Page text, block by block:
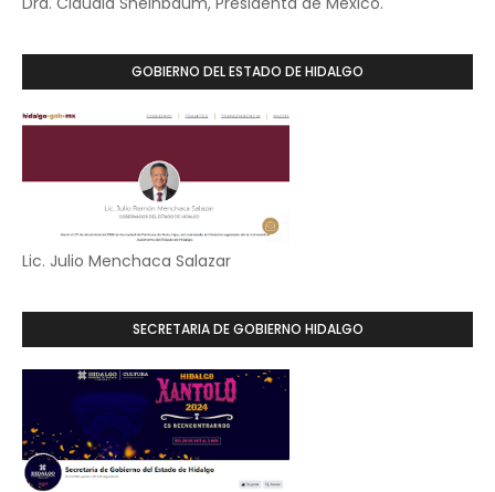
GOBIERNO DEL ESTADO DE HIDALGO
Lic. Julio Menchaca Salazar
SECRETARIA DE GOBIERNO HIDALGO